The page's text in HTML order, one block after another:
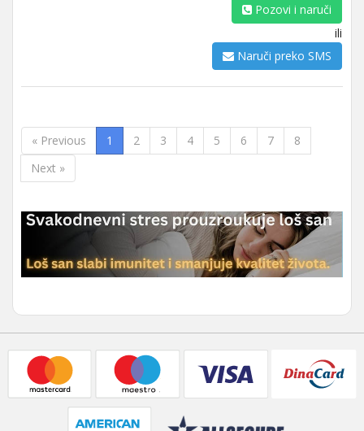
Pozovi i naruči
ili
Naruči preko SMS
« Previous 1 2 3 4 5 6 7
8
Next »